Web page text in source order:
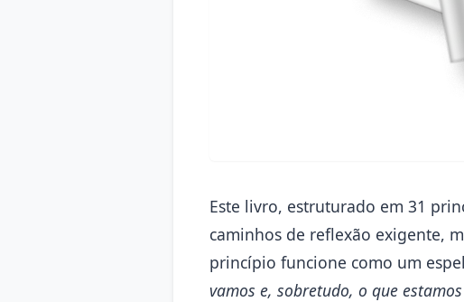
Este livro, estruturado em 31
caminhos de reflexão exigente,
princípio funcione como um
vamos e, sobretudo, o que